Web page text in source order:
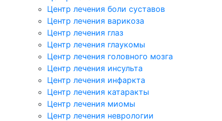
Центр лечения боли суставов
Центр лечения варикоза
Центр лечения глаз
Центр лечения глаукомы
Центр лечения головного мозга
Центр лечения инсульта
Центр лечения инфаркта
Центр лечения катаракты
Центр лечения миомы
Центр лечения неврологии